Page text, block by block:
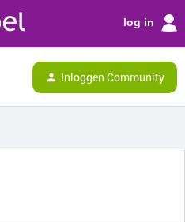
log in
Inloggen Community